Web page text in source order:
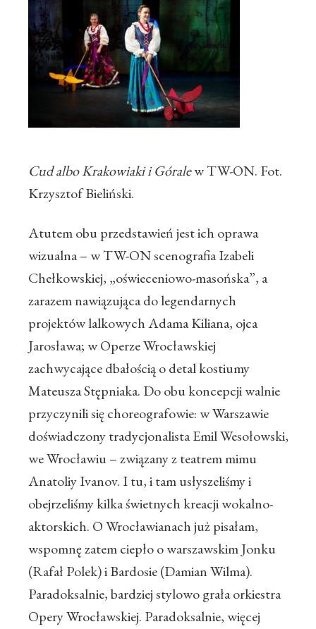
Cud albo Krakowiaki i Góralew TW-ON. Fot.
Krzysztof Bieliński.
Atutem obu przedstawień jest ich oprawa
wizualna – w TW-ON scenografia Izabeli
Chełkowskiej, „oświeceniowo-masońska”, a
zarazem nawiązująca do legendarnych
projektów lalkowych Adama Kiliana, ojca
Jarosława; w Operze Wrocławskiej
zachwycające dbałością o detal kostiumy
Mateusza Stępniaka. Do obu koncepcji walnie
przyczynili się choreografowie: w Warszawie
doświadczony tradycjonalista Emil Wesołowski,
we Wrocławiu – związany z teatrem mimu
Anatoliy Ivanov. I tu, i tam usłyszeliśmy i
obejrzeliśmy kilka świetnych kreacji wokalno-
aktorskich. O Wrocławianach już pisałam,
wspomnę zatem ciepło o warszawskim Jonku
(Rafał Polek) i Bardosie (Damian Wilma).
Paradoksalnie, bardziej stylowo grała orkiestra
Opery Wrocławskiej. Paradoksalnie, więcej